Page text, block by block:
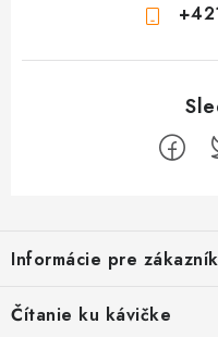
p
ä
Informácie pre
Ako sa registrovať
Čítanie ku kávičke